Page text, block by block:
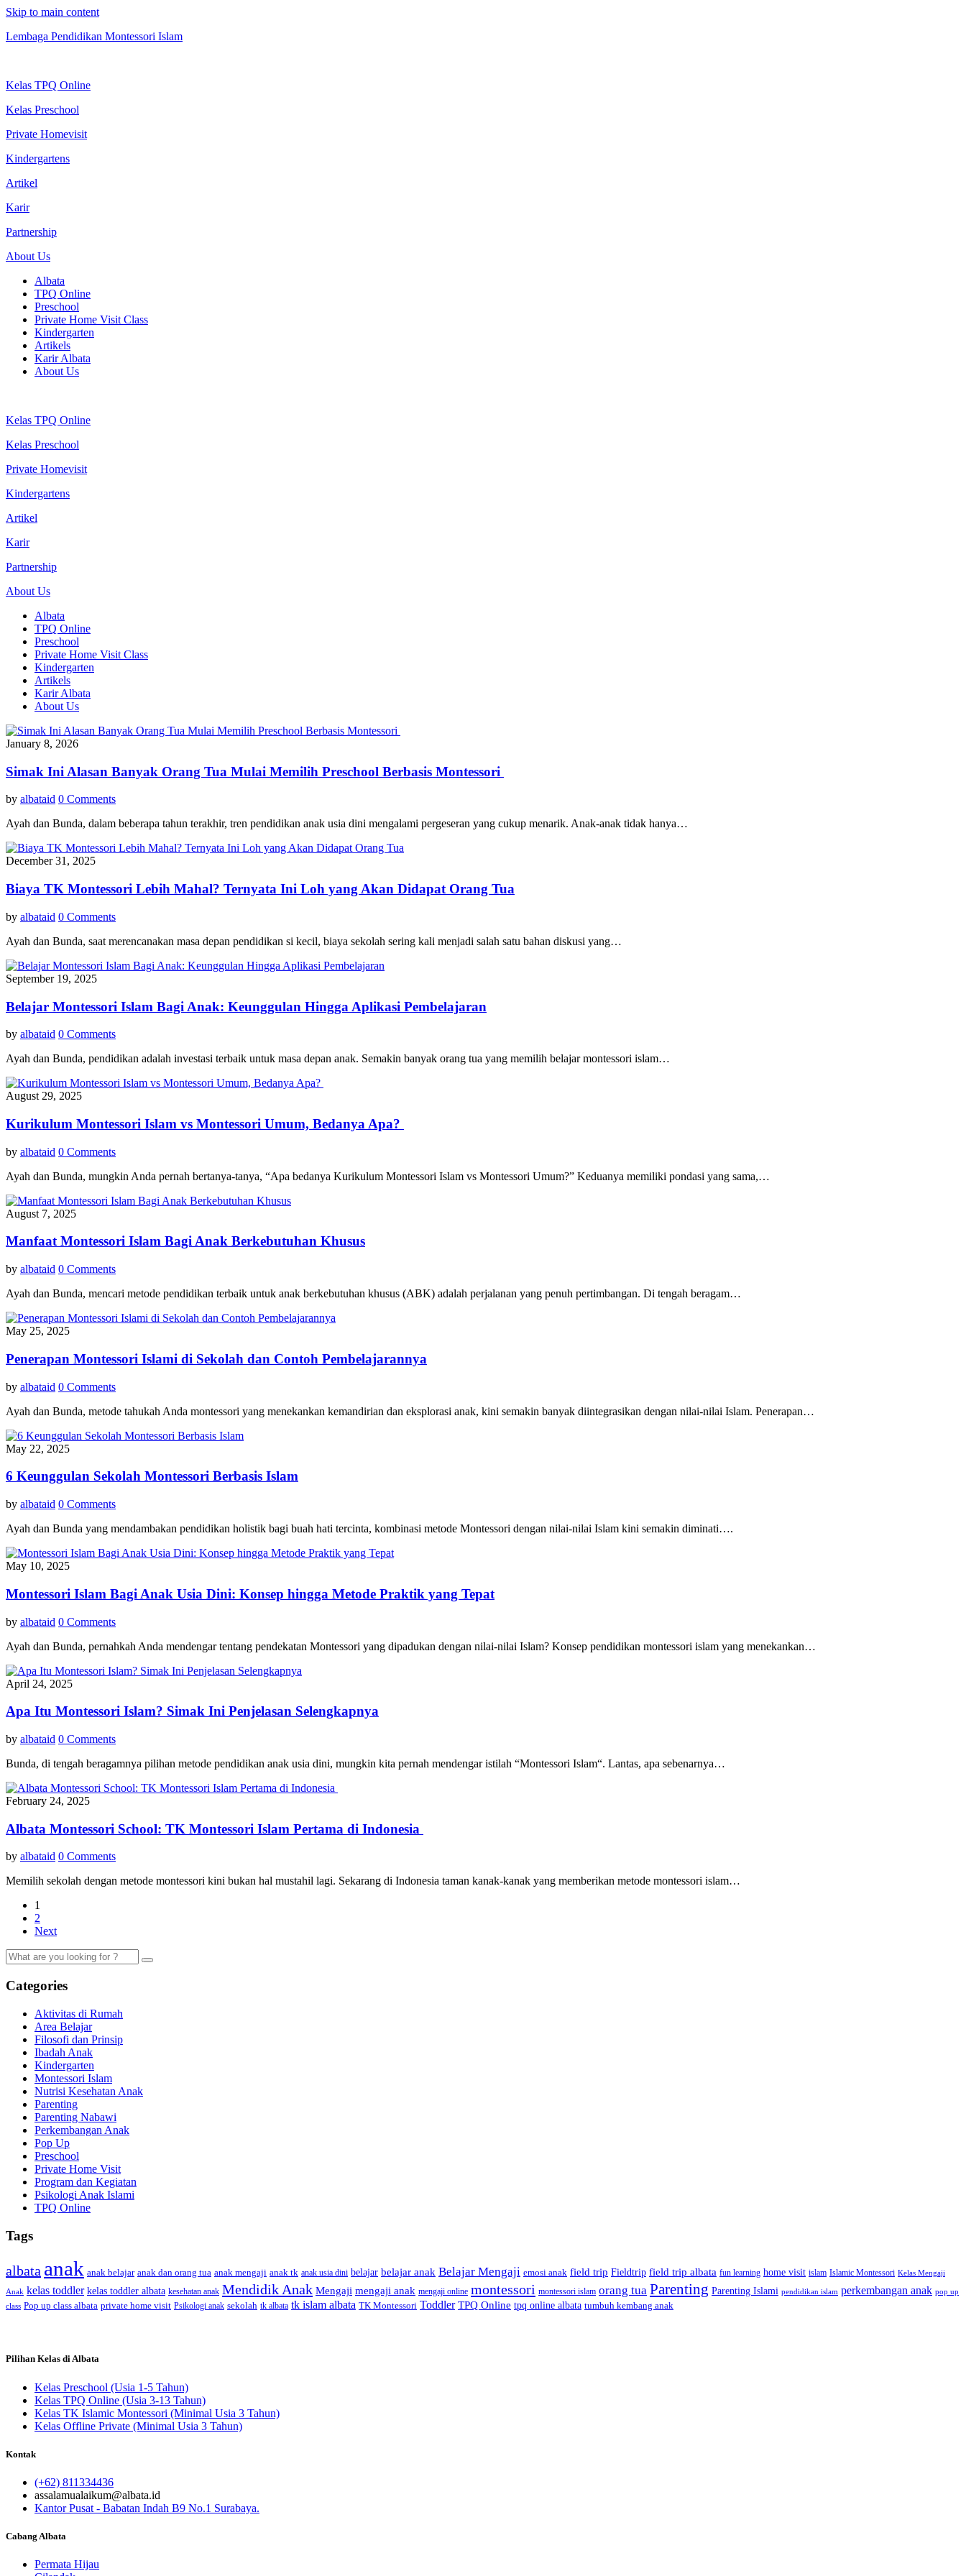
Skip to main content
Lembaga Pendidikan Montessori Islam
Kelas TPQ Online
Kelas Preschool
Private Homevisit
Kindergartens
Artikel
Karir
Partnership
About Us
Albata
TPQ Online
Preschool
Private Home Visit Class
Kindergarten
Artikels
Karir Albata
About Us
Kelas TPQ Online
Kelas Preschool
Private Homevisit
Kindergartens
Artikel
Karir
Partnership
About Us
Albata
TPQ Online
Preschool
Private Home Visit Class
Kindergarten
Artikels
Karir Albata
About Us
January 8, 2026
Simak Ini Alasan Banyak Orang Tua Mulai Memilih Preschool Berbasis Montessori
by albataid 0 Comments
Ayah dan Bunda, dalam beberapa tahun terakhir, tren pendidikan anak usia dini mengalami pergeseran yang cukup menarik. Anak-anak tidak hanya…
December 31, 2025
Biaya TK Montessori Lebih Mahal? Ternyata Ini Loh yang Akan Didapat Orang Tua
by albataid 0 Comments
Ayah dan Bunda, saat merencanakan masa depan pendidikan si kecil, biaya sekolah sering kali menjadi salah satu bahan diskusi yang…
September 19, 2025
Belajar Montessori Islam Bagi Anak: Keunggulan Hingga Aplikasi Pembelajaran
by albataid 0 Comments
Ayah dan Bunda, pendidikan adalah investasi terbaik untuk masa depan anak. Semakin banyak orang tua yang memilih belajar montessori islam…
August 29, 2025
Kurikulum Montessori Islam vs Montessori Umum, Bedanya Apa?
by albataid 0 Comments
Ayah dan Bunda, mungkin Anda pernah bertanya-tanya, “Apa bedanya Kurikulum Montessori Islam vs Montessori Umum?” Keduanya memiliki pondasi yang sama,…
August 7, 2025
Manfaat Montessori Islam Bagi Anak Berkebutuhan Khusus
by albataid 0 Comments
Ayah dan Bunda, mencari metode pendidikan terbaik untuk anak berkebutuhan khusus (ABK) adalah perjalanan yang penuh pertimbangan. Di tengah beragam…
May 25, 2025
Penerapan Montessori Islami di Sekolah dan Contoh Pembelajarannya
by albataid 0 Comments
Ayah dan Bunda, metode tahukah Anda montessori yang menekankan kemandirian dan eksplorasi anak, kini semakin banyak diintegrasikan dengan nilai-nilai Islam. Penerapan…
May 22, 2025
6 Keunggulan Sekolah Montessori Berbasis Islam
by albataid 0 Comments
Ayah dan Bunda yang mendambakan pendidikan holistik bagi buah hati tercinta, kombinasi metode Montessori dengan nilai-nilai Islam kini semakin diminati….
May 10, 2025
Montessori Islam Bagi Anak Usia Dini: Konsep hingga Metode Praktik yang Tepat
by albataid 0 Comments
Ayah dan Bunda, pernahkah Anda mendengar tentang pendekatan Montessori yang dipadukan dengan nilai-nilai Islam? Konsep pendidikan montessori islam yang menekankan…
April 24, 2025
Apa Itu Montessori Islam? Simak Ini Penjelasan Selengkapnya
by albataid 0 Comments
Bunda, di tengah beragamnya pilihan metode pendidikan anak usia dini, mungkin kita pernah mendengar istilah “Montessori Islam“. Lantas, apa sebenarnya…
February 24, 2025
Albata Montessori School: TK Montessori Islam Pertama di Indonesia
by albataid 0 Comments
Memilih sekolah dengan metode montessori kini bukan hal mustahil lagi. Sekarang di Indonesia taman kanak-kanak yang memberikan metode montessori islam…
1
2
Next
Categories
Aktivitas di Rumah
Area Belajar
Filosofi dan Prinsip
Ibadah Anak
Kindergarten
Montessori Islam
Nutrisi Kesehatan Anak
Parenting
Parenting Nabawi
Perkembangan Anak
Pop Up
Preschool
Private Home Visit
Program dan Kegiatan
Psikologi Anak Islami
TPQ Online
Tags
albata anak anak belajar anak dan orang tua anak mengaji anak tk anak usia dini belajar belajar anak Belajar Mengaji emosi anak field trip Fieldtrip field trip albata fun learning home visit islam Islamic Montessori Kelas Mengaji
Anak kelas toddler kelas toddler albata kesehatan anak Mendidik Anak Mengaji mengaji anak mengaji online montessori montessori islam orang tua Parenting Parenting Islami pendidikan islam perkembangan anak pop up
class Pop up class albata private home visit Psikologi anak sekolah tk albata tk islam albata TK Montessori Toddler TPQ Online tpq online albata tumbuh kembang anak
Pilihan Kelas di Albata
Kelas Preschool (Usia 1-5 Tahun)
Kelas TPQ Online (Usia 3-13 Tahun)
Kelas TK Islamic Montessori (Minimal Usia 3 Tahun)
Kelas Offline Private (Minimal Usia 3 Tahun)
Kontak
(+62) 811334436
assalamualaikum@albata.id
Kantor Pusat - Babatan Indah B9 No.1 Surabaya.
Cabang Albata
Permata Hijau